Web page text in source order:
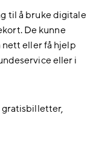
til å bruke digitale
De kunne
nett eller få hjelp
eller i
gratisbilletter,